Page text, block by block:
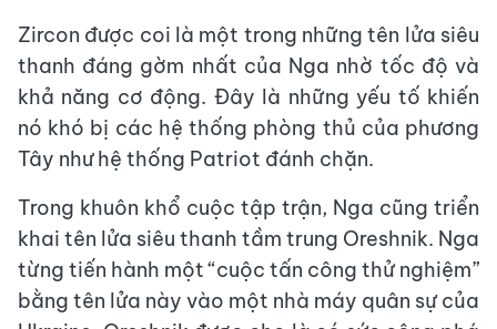
Zircon được coi là một trong những tên lửa siêu
thanh đáng gờm nhất của Nga nhờ tốc độ và
khả năng cơ động. Đây là những yếu tố khiến
nó khó bị các hệ thống phòng thủ của phương
Tây như hệ thống Patriot đánh chặn.
Trong khuôn khổ cuộc tập trận, Nga cũng triển
khai tên lửa siêu thanh tầm trung Oreshnik. Nga
từng tiến hành một “cuộc tấn công thử nghiệm”
bằng tên lửa này vào một nhà máy quân sự của